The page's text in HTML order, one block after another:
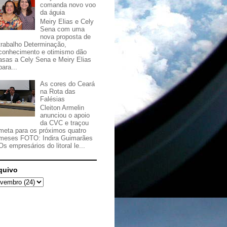
comanda novo voo
da águia
Meiry Elias e Cely
Sena com uma
nova proposta de
Determinação,
e otimismo dão
a Cely Sena e Meiry Elias
As cores do Ceará
na Rota das
Falésias
Cleiton Armelin
anunciou o apoio
da CVC e traçou
para os próximos quatro
FOTO: Indira Guimarães
empresários do litoral le...